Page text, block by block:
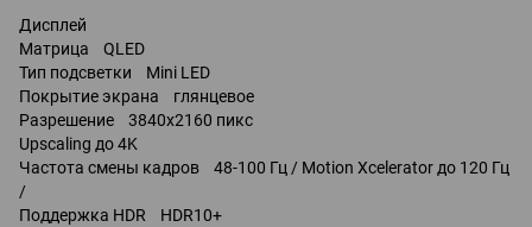
Дисплей
Матрица QLED
Тип подсветки Mini LED
Покрытие экрана глянцевое
Разрешение 3840x2160 пикс
Upscaling до 4K
Частота смены кадров 48-100 Гц / Motion Xcelerator до 120 Гц
/
Поддержка HDR HDR10+